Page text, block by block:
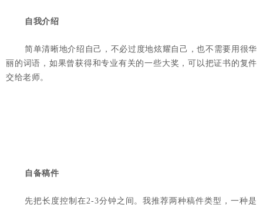
自我介绍
简单清晰地介绍自己，不必过度地炫耀自己，也不需要用很华
丽的词语，如果曾获得和专业有关的一些大奖，可以把证书的复件
交给老师。
自备稿件
先把长度控制在2-3分钟之间。我推荐两种稿件类型，一种是